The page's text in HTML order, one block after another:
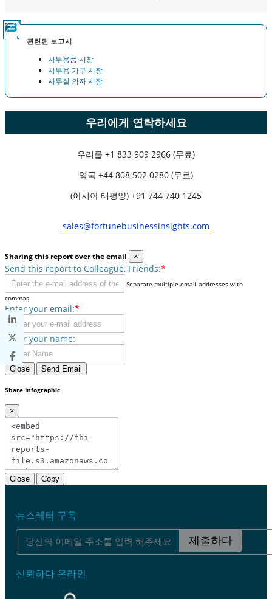
관련된 보고서
사무용품 시장
사무용 가구 시장
사무실 의자 시장
우리에게 연락하세요
우리를 +1 833 909 2966 (무료)
영국 +44 808 502 0280 (무료)
(아시아 태평양) +91 744 740 1245
sales@fortunebusinessinsights.com
Sharing this report over the email ×
Send this report to Colleague, Friends:*
Separate multiple email addresses with
commas.
Enter your email:*
Enter your name:
Close Send Email
Share Infographic
×
Close Copy
뉴스레터 구독
제출하다
신뢰하다 온라인